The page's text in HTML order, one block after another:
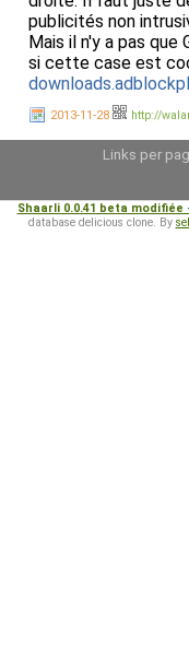
publicités non
Mais il n'y a pas que
si cette case est
2013-11-28 http://
Links per
Shaarli 0.0.41 beta modifiée
database delicious clone. By